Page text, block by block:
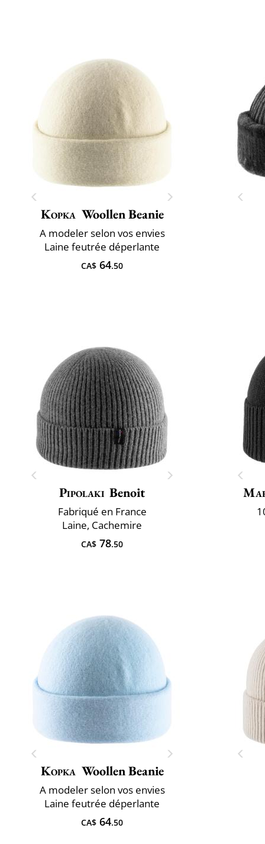
Kopka Woollen Beanie
A ​modeler selon vos envies
Laine feutrée déperlante
CA$ 64.50
Pipolaki Benoit
Fabriqué en France
Laine, Cachemire
CA$ 78.50
Kopka Woollen Beanie
A ​modeler selon vos envies
Laine feutrée déperlante
CA$ 64.50